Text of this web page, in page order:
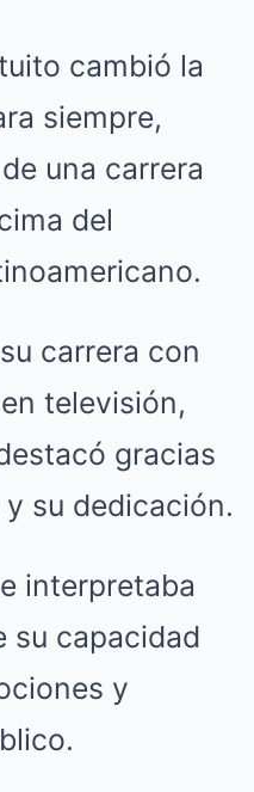
cambió la
siempre,
una carrera
del
carrera con
televisión,
gracias
su dedicación.
interpretaba
su capacidad
y